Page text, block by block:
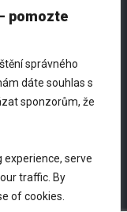
pomozte
správného
dáte souhlas s
sponzorům, že
experience, serve
traffic. By
of cookies.